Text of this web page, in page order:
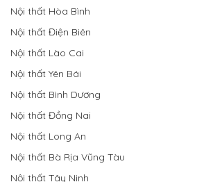
Nội thất Hòa Bình
Nội thất Điện Biên
Nội thất Lào Cai
Nội thất Yên Bái
Nội thất Bình Dương
Nội thất Đồng Nai
Nội thất Long An
Nội thất Bà Rịa Vũng Tàu
Nội thất Tây Ninh